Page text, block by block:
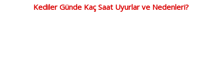
Kediler Günde Kaç Saat Uyurlar ve Nedenleri?